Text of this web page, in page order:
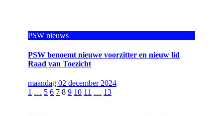
PSW nieuws
PSW benoemt nieuwe voorzitter en nieuw lid
Raad van Toezicht
maandag 02 december 2024
1 … 5 6 7 8 9 10 11 … 13